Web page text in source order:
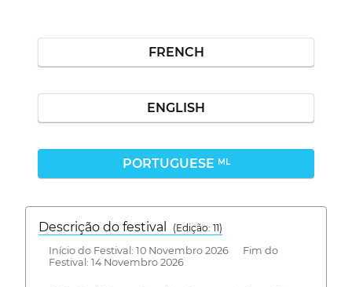
FRENCH
ENGLISH
PORTUGUESE ML
Descrição do festival
(Edição: 11)
Início do Festival: 10 Novembro 2026 Fim do
Festival: 14 Novembro 2026